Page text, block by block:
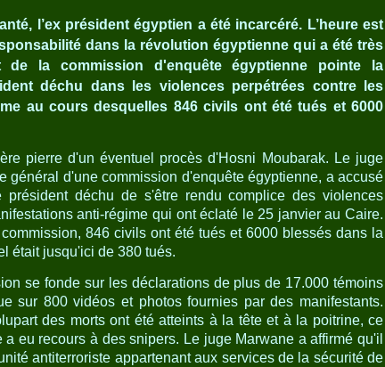
l’ex président égyptien a été incarcéré. L’heure est
dans la révolution égyptienne qui a été très
de la commission d'enquête égyptienne pointe la
déchu dans les violences perpétrées contre les
au cours desquelles 846 civils ont été tués et 6000
pierre d'un éventuel procès d'Hosni Moubarak. Le juge
général d'une commission d'enquête égyptienne, a accusé
déchu de s'être rendu complice des violences
anti-régime qui ont éclaté le 25 janvier au Caire.
846 civils ont été tués et 6000 blessés dans la
était jusqu'ici de 380 tués.
se fonde sur les déclarations de plus de 17.000 témoins
sur 800 vidéos et photos fournies par des manifestants.
des morts ont été atteints à la tête et à la poitrine, ce
eu recours à des snipers. Le juge Marwane a affirmé qu'il
antiterroriste appartenant aux services de la sécurité de